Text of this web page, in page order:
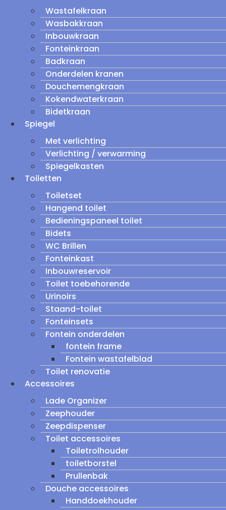
Wastafelkraan
Wasbakkraan
Inbouwkraan
Fonteinkraan
Badkraan
Onderdelen kranen
Douchemengkraan
Kokendwaterkraan
Bidetkraan
Spiegel
Met verlichting
Verlichting / verwarming
Spiegelkasten
Toiletten
Toiletset
Hangend toilet
Bedieningspaneel toilet
Bidets
WC Brillen
Fonteinkast
Inbouwreservoir
Toilet toebehorende
Urinoirs
Staand-toilet
Fonteinsets
Fontein onderdelen
fontein frame
Fontein wastafelblad
Toilet renovatie
Accessoires
Lade Organizer
Zeephouder
Zeepdispenser
Toilet accessoires
Toiletrolhouder
toiletborstel
Prullenbak
Douche accessoires
Handdoekhouder